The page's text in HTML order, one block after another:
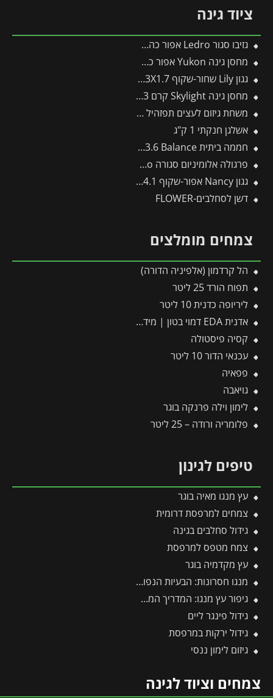
ציוד גינה
גזיבו סגור Ledro אפור כהה 3X3 מבית פלרם – Canopia
מחסן גינה Yukon אפור כהה 3.3X4 מבית פלרם – קנופיה
גגון Lily שחור-שקוף 1.3X1.7 בעיצוב רטרו מבית פלרם – Canopia
מחסן גינה Skylight קרם 1.9X2.3 מבית פלרם – קנופיה
משחת גיזום לעצים תפזהיל 1 ק"ג (תפזול)
אשלגן חנקתי 1 ק"ג
חממה ביתית 3X3.6 Balance מבית פלרם – Canopia
פרגולה אלומיניום סגורה SanRemo אפורה 3X4.4 קירוי שקוף מבית Canopia
גגון Nancy אפור-שקוף 0.9X4.1 עיצוב מודרני מבית פלרם – Canopia
דשן לסחלבים-FLOWER
צמחים מומלצים
הל קרדמון (אלפיניה הדורה)
תפוח הורד 25 ליטר
ליריופה כדנית 10 ליטר
אדנית EDA דמוי בטון | מידות 78.5X29.5X60 ס"מ | אפור כהה
קסיה פיסטולה
עכנאי הדור 10 ליטר
פפאיה
גויאבה
לימון וילה פרנקה בוגר
פלומריה ורודה – 25 ליטר
טיפים לגינון
עץ מנגו מאיה בוגר
צמחים למרפסת דרומית
גידול סחלבים בגינה
צמח מטפס למרפסת
עץ מקדמיה בוגר
מנגו חסרונות: הבעיות הנפוצות בגידול עץ מנגו ואיך פותרים אותן בקלות?
גיפור עץ מנגו: המדריך המקצועי לטיפול בקימחון, הגדלת היבול ודרכי יישום יעילות
גידול פינגר ליים
גידול ירקות במרפסת
גיזום לימון ננסי
צמחים וציוד לגינה